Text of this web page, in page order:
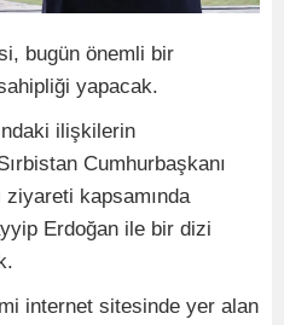
bugün önemli bir
yapacak.
ilişkilerin
Cumhurbaşkanı
kapsamında
Erdoğan ile bir dizi
internet sitesinde yer alan